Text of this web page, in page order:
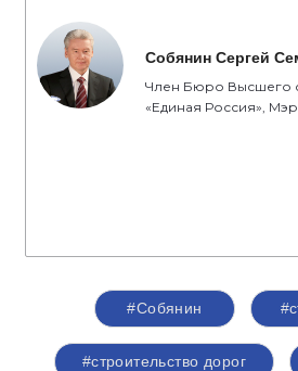
Собянин Сергей
Член Бюро Высшего
«Единая Россия»,
#Собянин
#строительство дорог